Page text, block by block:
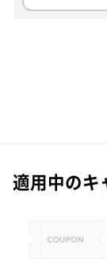
適用中のキ